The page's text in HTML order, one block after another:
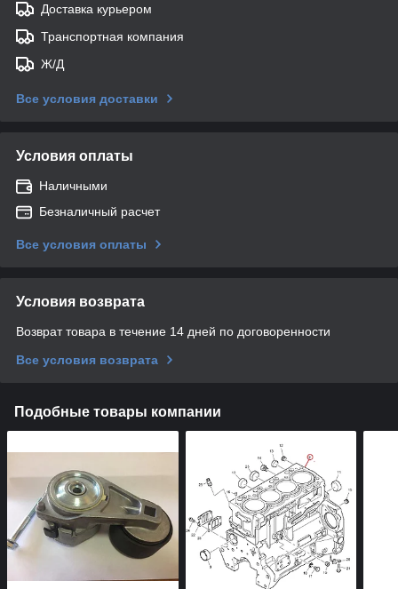
Доставка курьером
Транспортная компания
Ж/Д
Все условия доставки
Условия оплаты
Наличными
Безналичный расчет
Все условия оплаты
Условия возврата
Возврат товара в течение 14 дней по договоренности
Все условия возврата
Подобные товары компании